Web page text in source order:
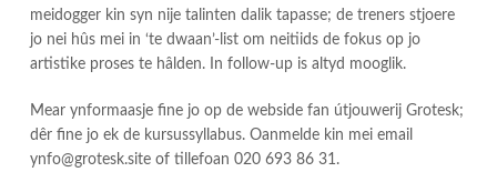
meidogger kin syn nije talinten dalik tapasse; de treners stjoere
jo nei hûs mei in ‘te dwaan’-list om neitiids de fokus op jo
artistike proses te hâlden. In follow-up is altyd mooglik.
Mear ynformaasje fine jo op de webside fan útjouwerij Grotesk;
dêr fine jo ek de kursussyllabus. Oanmelde kin mei email
ynfo@grotesk.site of tillefoan 020 693 86 31.